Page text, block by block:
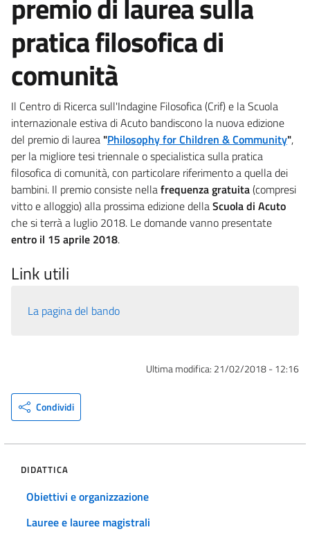
premio di laurea sulla
pratica filosofica di
comunità
Il Centro di Ricerca sull'Indagine Filosofica (Crif) e la Scuola
internazionale estiva di Acuto bandiscono la nuova edizione
del premio di laurea "Philosophy for Children & Community",
per la migliore tesi triennale o specialistica sulla pratica
filosofica di comunità, con particolare riferimento a quella dei
bambini. Il premio consiste nellafrequenza gratuita(compresi
vitto e alloggio) alla prossima edizione dellaScuola di Acuto
che si terrà a luglio 2018. Le domande vanno presentate
entro il 15 aprile 2018.
Link utili
La pagina del bando
Ultima modifica: 21/02/2018 - 12:16
Condividi
DIDATTICA
Obiettivi e organizzazione
Lauree e lauree magistrali